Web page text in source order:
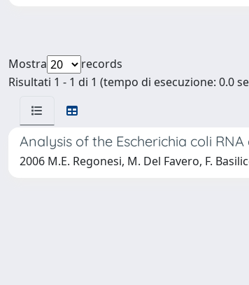
Mostra
records
Risultati 1 - 1 di 1 (tempo di esecuzione: 0.0
Analysis of the Escherichia coli
2006 M.E. Regonesi, M. Del Favero, F.